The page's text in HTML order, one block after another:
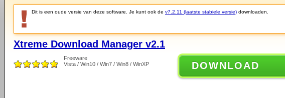
Dit is een oude versie van deze software. Je kunt ook de v7.2.11 (laatste stabiele versie) downloaden.
Xtreme Download Manager v2.1
Freeware
Vista / Win10 / Win7 / Win8 / WinXP
DOWNLOAD